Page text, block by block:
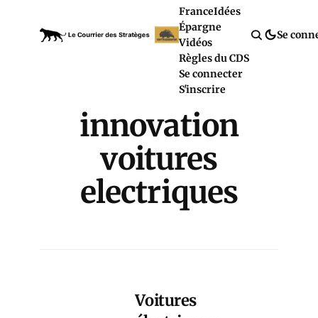
FranceIdées
Épargne
Vidéos
Règles du CDS
Se connecter
S'inscrire
Se
innovation
voitures
electriques
Voitures